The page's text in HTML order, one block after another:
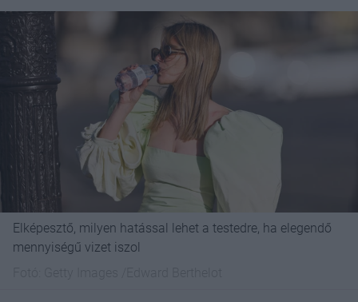
Elképesztő, milyen hatással lehet a testedre, ha elegendő
mennyiségű vizet iszol